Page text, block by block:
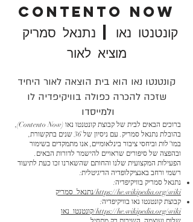
CONTENTO NOW
קונטנטו נאו | נתנאל סמריק
מוציא לאור
קונטנטו נאו הוא בית הוצאה לאור היחיד
שזכה להכרה כפולה בוויקיפדיה לו
ולמייסדו
ברוכים הבאים לבית של קבוצת קונטנטו נאו (Contento Now),
בהובלת נתנאל סמריק. עם ניסיון של 36 שנים בתקשורת,
במו"לות וביחסי ציבור בינלאומיים, אנו מתמקדים בשימור
ובהפצה של סיפורים שראויים להישמר לדורות הבאים.
הפעילות המקצועית שלנו והחותם שהשארנו זכו כעת לתיעוד
רשמי ורחב באנציקלופדיה הדיגיטלית:
נתנאל סמריק בוויקיפדיה:
https://he.wikipedia.org/wiki/נתנאל_סמריק
קבוצת קונטנטו נאו בוויקיפדיה:
https://he.wikipedia.org/wiki/קונטנטו_נאו